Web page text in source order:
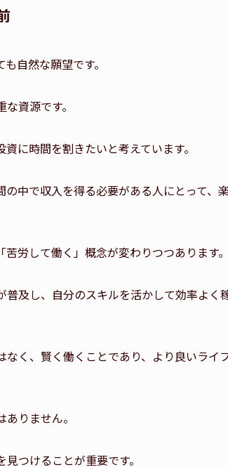
自然な願望です。
資源です。
に時間を割きたいと考えています。
中で収入を得る必要がある人にとって、
労して働く」概念が変わりつつあります。
普及し、自分のスキルを活かして効率よく
く、賢く働くことであり、より良いライ
りません。
つけることが重要です。